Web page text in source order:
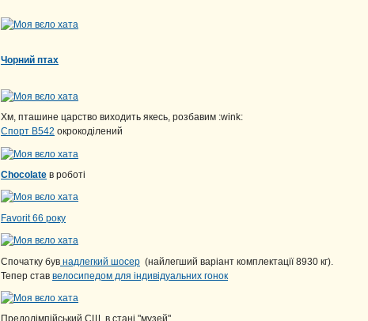
Чорний птах
Хм, пташине царство виходить якесь, розбавим :wink:
Спорт В542 окрокоділений
Сhocolate в роботі
Favorit 66 року
Спочатку був надлегкий шосер (найлегший варіант комплектації 8930 кг).
Тепер став велосипедом для індивідуальних гонок